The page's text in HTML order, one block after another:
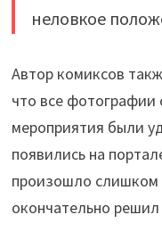
неловкое
Автор комиксов
что все фотографии
мероприятия были
появились на
произошло слишком
окончательно